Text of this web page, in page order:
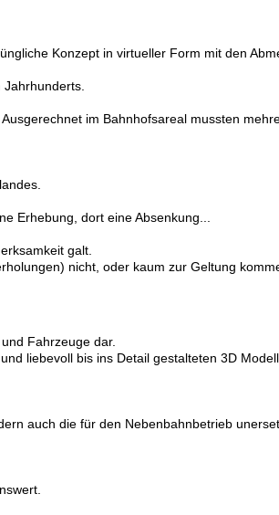
Konzept in virtueller Form mit den
im Bahnhofsareal mussten
Erhebung, dort eine Absenkung...
galt.
nicht, oder kaum zur Geltung
Fahrzeuge dar.
liebevoll bis ins Detail gestalteten 3D
auch die für den Nebenbahnbetrieb